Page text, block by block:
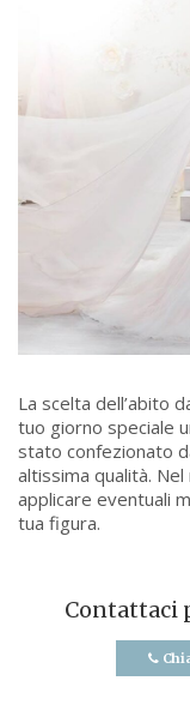
La scelta dell’abito
tuo giorno speciale
stato confezionato
altissima qualità.
applicare eventuali
tua figura.
Contattaci